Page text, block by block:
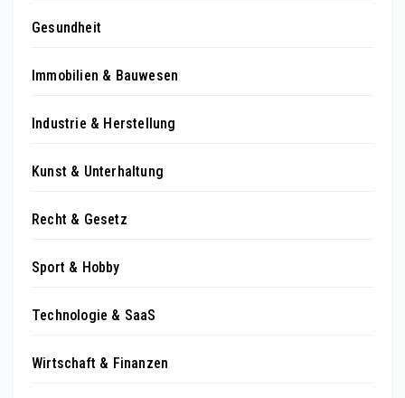
Gesundheit
Immobilien & Bauwesen
Industrie & Herstellung
Kunst & Unterhaltung
Recht & Gesetz
Sport & Hobby
Technologie & SaaS
Wirtschaft & Finanzen